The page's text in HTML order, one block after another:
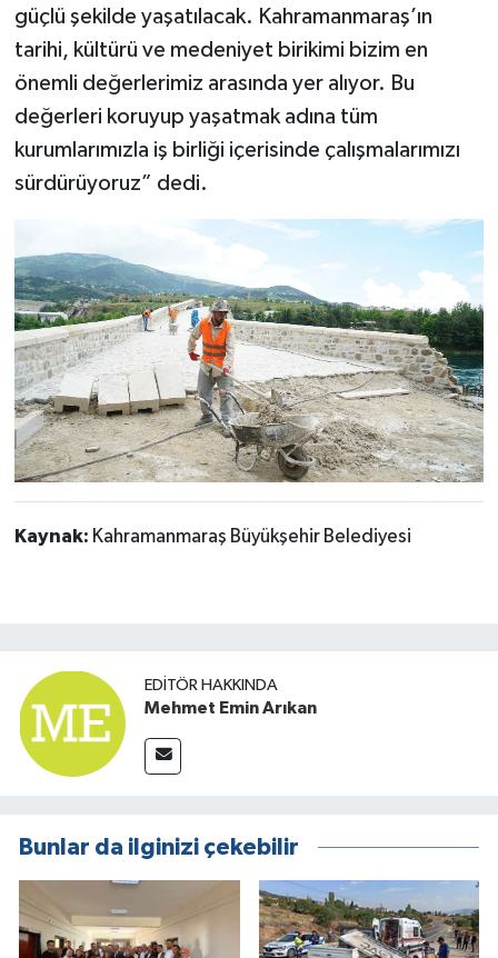
güçlü şekilde yaşatılacak. Kahramanmaraş’ın
tarihi, kültürü ve medeniyet birikimi bizim en
önemli değerlerimiz arasında yer alıyor. Bu
değerleri koruyup yaşatmak adına tüm
kurumlarımızla iş birliği içerisinde çalışmalarımızı
sürdürüyoruz” dedi.
Kaynak: Kahramanmaraş Büyükşehir Belediyesi
EDITÖR HAKKINDA
Mehmet Emin Arıkan
Bunlar da ilginizi çekebilir